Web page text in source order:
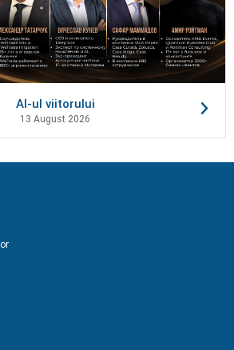
AI-ul viitorului
13 August 2026